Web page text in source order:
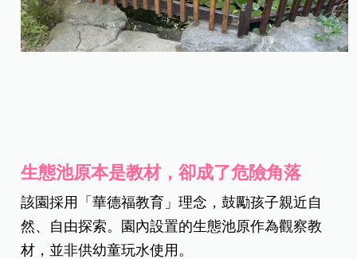
生態池原本是教材，卻成了危險角落
該園採用「華德福教育」理念，鼓勵孩子親近自
然、自由探索。園內設置的生態池原作為觀察教
材，並非供幼童玩水使用。